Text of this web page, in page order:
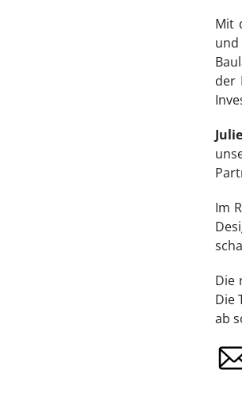
Mit
der
Im
Die
Die
ab